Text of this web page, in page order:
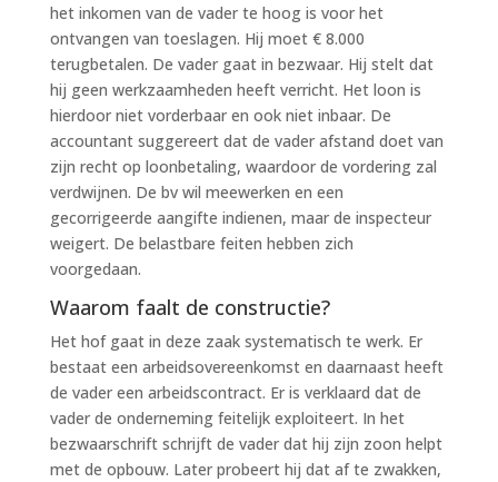
het inkomen van de vader te hoog is voor het
ontvangen van toeslagen. Hij moet € 8.000
terugbetalen. De vader gaat in bezwaar. Hij stelt dat
hij geen werkzaamheden heeft verricht. Het loon is
hierdoor niet vorderbaar en ook niet inbaar. De
accountant suggereert dat de vader afstand doet van
zijn recht op loonbetaling, waardoor de vordering zal
verdwijnen. De bv wil meewerken en een
gecorrigeerde aangifte indienen, maar de inspecteur
weigert. De belastbare feiten hebben zich
voorgedaan.
Waarom faalt de constructie?
Het hof gaat in deze zaak systematisch te werk. Er
bestaat een arbeidsovereenkomst en daarnaast heeft
de vader een arbeidscontract. Er is verklaard dat de
vader de onderneming feitelijk exploiteert. In het
bezwaarschrift schrijft de vader dat hij zijn zoon helpt
met de opbouw. Later probeert hij dat af te zwakken,